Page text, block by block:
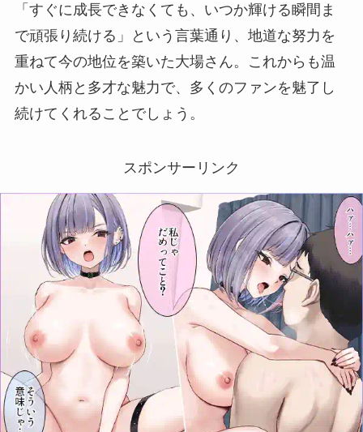
「すぐに成長できなくても、いつか輝ける瞬間ま
で頑張り続ける」という言葉通り、地道な努力を
重ねて今の地位を築いた大場さん。これからも温
かい人柄と多才な魅力で、多くのファンを魅了し
続けてくれることでしょう。
スポンサーリンク